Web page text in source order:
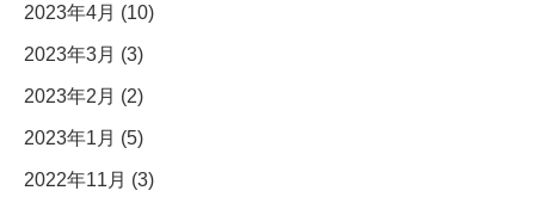
2023年4月 (10)
2023年3月 (3)
2023年2月 (2)
2023年1月 (5)
2022年11月 (3)